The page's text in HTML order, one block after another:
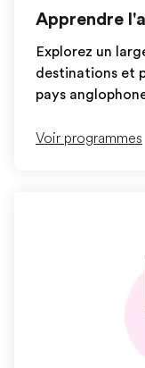
Apprendre
Explorez un
destinations et
pays
Voir programmes